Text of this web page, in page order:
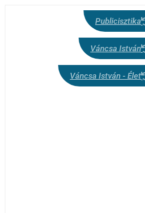
Publicisztika
Váncsa István
Váncsa István - Élet